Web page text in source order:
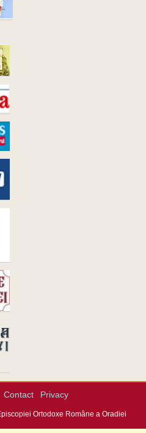
Contact Privacy
Ortodoxe Române a Oradiei